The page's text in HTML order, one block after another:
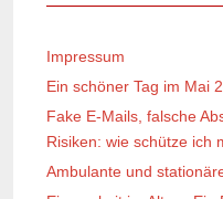
Impressum
Ein schöner Tag im Mai
Fake E-Mails, falsche
Risiken: wie schütze ich
Ambulante und